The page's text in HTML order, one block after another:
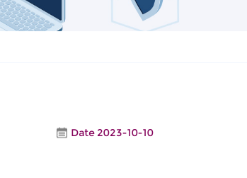
Date 2023-10-10